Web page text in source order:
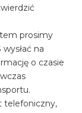
prosimy
na
o czasie
telefoniczny,